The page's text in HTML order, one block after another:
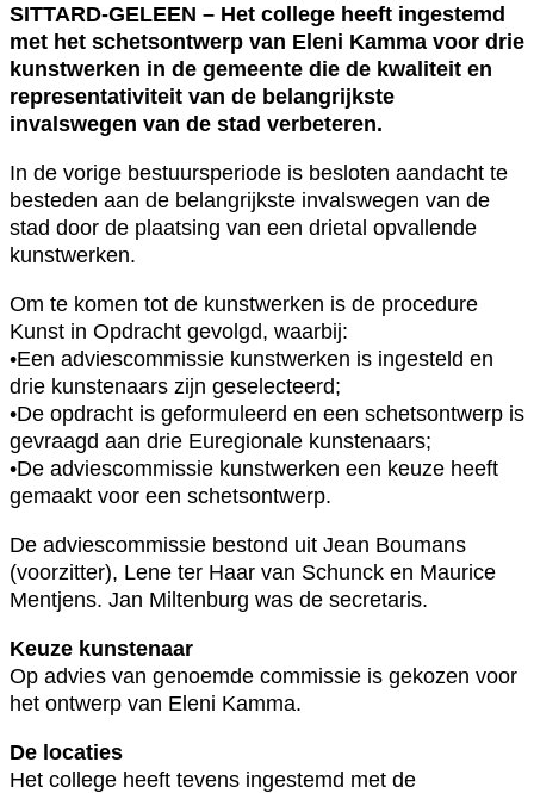
SITTARD-GELEEN – Het college heeft ingestemd
met het schetsontwerp van Eleni Kamma voor drie
kunstwerken in de gemeente die de kwaliteit en
representativiteit van de belangrijkste
invalswegen van de stad verbeteren.
In de vorige bestuursperiode is besloten aandacht te
besteden aan de belangrijkste invalswegen van de
stad door de plaatsing van een drietal opvallende
kunstwerken.
Om te komen tot de kunstwerken is de procedure
Kunst in Opdracht gevolgd, waarbij:
•Een adviescommissie kunstwerken is ingesteld en
drie kunstenaars zijn geselecteerd;
•De opdracht is geformuleerd en een schetsontwerp is
gevraagd aan drie Euregionale kunstenaars;
•De adviescommissie kunstwerken een keuze heeft
gemaakt voor een schetsontwerp.
De adviescommissie bestond uit Jean Boumans
(voorzitter), Lene ter Haar van Schunck en Maurice
Mentjens. Jan Miltenburg was de secretaris.
Keuze kunstenaar
Op advies van genoemde commissie is gekozen voor
het ontwerp van Eleni Kamma.
De locaties
Het college heeft tevens ingestemd met de